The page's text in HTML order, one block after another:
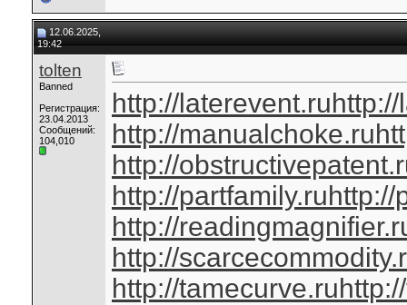
12.06.2025,
19:42
tolten
Banned
Регистрация:
23.04.2013
Сообщений:
104,010
http://laterevent.ru
http://manualchoke.ru
http://
http://partfamily.ruhttp://
http://
http://
http://tamecurve.ru